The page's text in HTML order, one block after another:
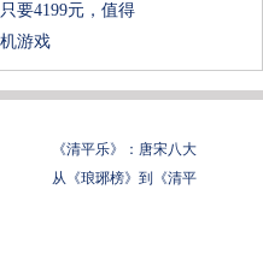
要4199元，值得
游戏
《清平乐》：唐宋八大
从《琅琊榜》到《清平